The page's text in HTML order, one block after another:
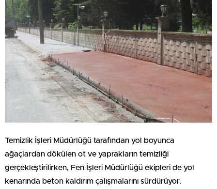
Temizlik İşleri Müdürlüğü tarafından yol boyunca
ağaçlardan dökülen ot ve yaprakların temizliği
gerçekleştirilirken, Fen İşleri Müdürlüğü ekipleri de yol
kenarında beton kaldırım çalışmalarını sürdürüyor.